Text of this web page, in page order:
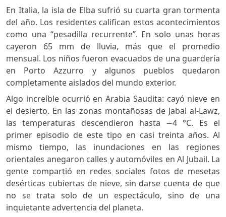
En Italia, la isla de Elba sufrió su cuarta gran tormenta
del año. Los residentes califican estos acontecimientos
como una “pesadilla recurrente”. En solo unas horas
cayeron 65 mm de lluvia, más que el promedio
mensual. Los niños fueron evacuados de una guardería
en Porto Azzurro y algunos pueblos quedaron
completamente aislados del mundo exterior.
Algo increíble ocurrió en Arabia Saudita: cayó nieve en
el desierto. En las zonas montañosas de Jabal al-Lawz,
las temperaturas descendieron hasta −4 °C. Es el
primer episodio de este tipo en casi treinta años. Al
mismo tiempo, las inundaciones en las regiones
orientales anegaron calles y automóviles en Al Jubail. La
gente compartió en redes sociales fotos de mesetas
desérticas cubiertas de nieve, sin darse cuenta de que
no se trata solo de un espectáculo, sino de una
inquietante advertencia del planeta.